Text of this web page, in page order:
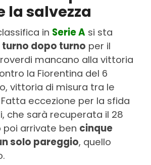
la salvezza
in Serie Asi sta
dopo turno per il
mancano alla vittoria
la Fiorentina del 6
vittoria di misura tra le
eccezione per la sfida
che sarà recuperata il 28
poi arrivate ben cinque
solo pareggio, quello